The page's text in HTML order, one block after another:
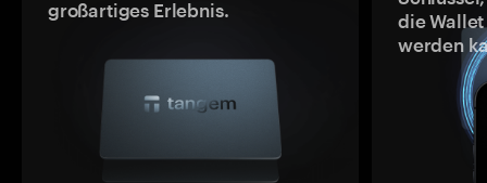
großartiges Erlebnis.
die
werden